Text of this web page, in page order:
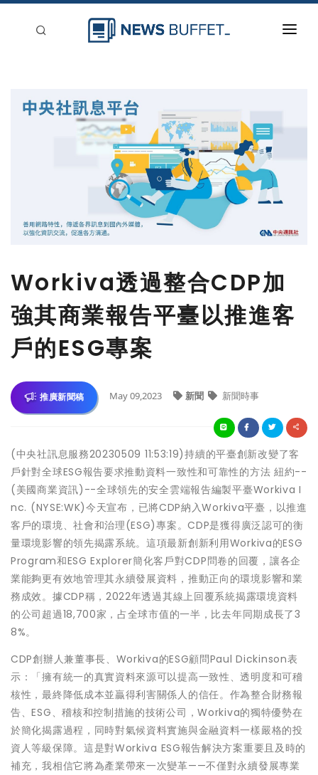
Workiva透過整合CDP加
強其商業報告平臺以推進客
戶的ESG專案
推廣新聞稿 May 09,2023 新聞 新聞時事
(中央社訊息服務20230509 11:53:19)持續的平臺創新改變了客
戶針對全球ESG報告要求推動資料一致性和可靠性的方法 紐約--
(美國商業資訊)--全球領先的安全雲端報告編製平臺Workiva I
nc. (NYSE:WK)今天宣布，已將CDP納入Workiva平臺，以推進
客戶的環境、社會和治理(ESG)專案。CDP是獲得廣泛認可的衡
量環境影響的領先揭露系統。這項最新創新利用Workiva的ESG
Program和ESG Explorer簡化客戶對CDP問卷的回覆，讓各企
業能夠更有效地管理其永續發展資料，推動正向的環境影響和業
務成效。據CDP稱，2022年透過其線上回覆系統揭露環境資料
的公司超過18,700家，占全球市值的一半，比去年同期成長了3
8%。
CDP創辦人兼董事長、Workiva的ESG顧問Paul Dickinson表
示：「擁有統一的真實資料來源可以提高一致性、透明度和可稽
核性，最終降低成本並贏得利害關係人的信任。作為整合財務報
告、ESG、稽核和控制措施的技術公司，Workiva的獨特優勢在
於簡化揭露過程，同時對氣候資料實施與金融資料一樣嚴格的投
資人等級保障。這是對Workiva ESG報告解決方案重要且及時的
補充，我相信它將為產業帶來一次變革——不僅對永續發展專業